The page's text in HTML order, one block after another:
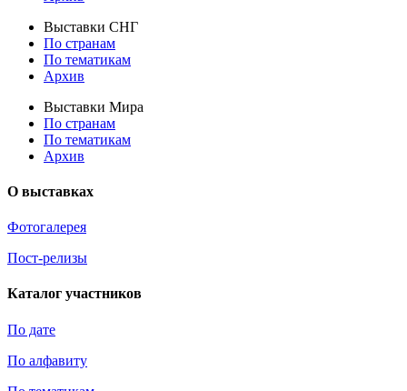
Выставки СНГ
По странам
По тематикам
Архив
Выставки Мира
По странам
По тематикам
Архив
О выставках
Фотогалерея
Пост-релизы
Каталог участников
По дате
По алфавиту